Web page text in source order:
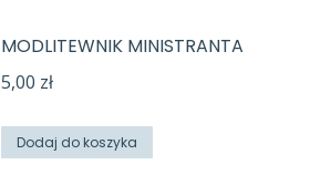
MODLITEWNIK MINISTRANTA
5,00 zł
Dodaj do koszyka